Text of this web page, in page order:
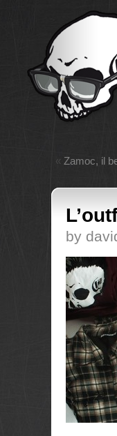
« Zamoc, il
by